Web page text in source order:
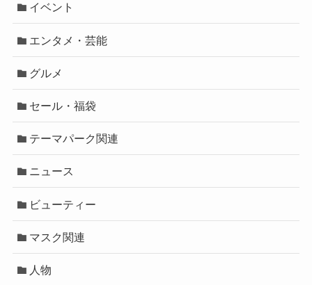
イベント
エンタメ・芸能
グルメ
セール・福袋
テーマパーク関連
ニュース
ビューティー
マスク関連
人物